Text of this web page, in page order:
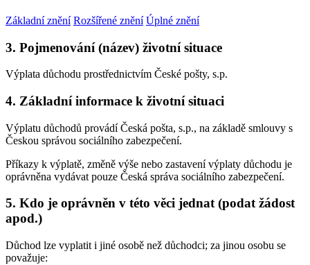
Základní znění Rozšířené znění Úplné znění
3. Pojmenování (název) životní situace
Výplata důchodu prostřednictvím České pošty, s.p.
4. Základní informace k životní situaci
Výplatu důchodů provádí Česká pošta, s.p., na základě smlouvy s
Českou správou sociálního zabezpečení.
Příkazy k výplatě, změně výše nebo zastavení výplaty důchodu je
oprávněna vydávat pouze Česká správa sociálního zabezpečení.
5. Kdo je oprávněn v této věci jednat (podat žádost
apod.)
Důchod lze vyplatit i jiné osobě než důchodci; za jinou osobu se
považuje: